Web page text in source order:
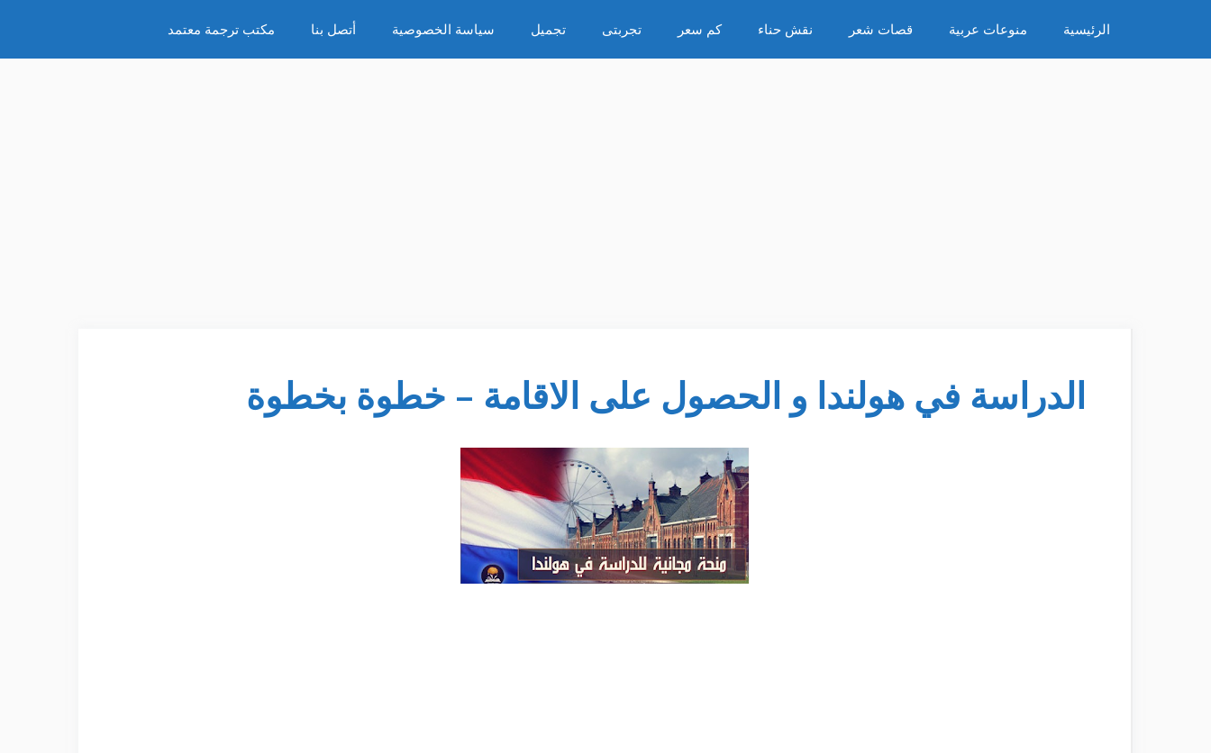
المحتوى
الرئيسية منوعات عربية قصات شعر نقش حناء كم سعر تجربتى تجميل سياسة الخصوصية أتصل بنا مكتب ترجمة معتمد
الدراسة في هولندا و الحصول على الاقامة – خطوة بخطوة